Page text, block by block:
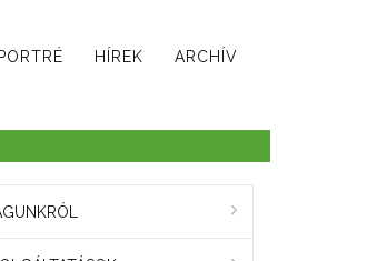
PORTRÉ HÍREK ARCHÍV